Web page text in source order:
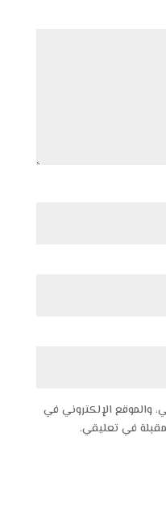
والموقع الإلكتروني في
في تعليقي.